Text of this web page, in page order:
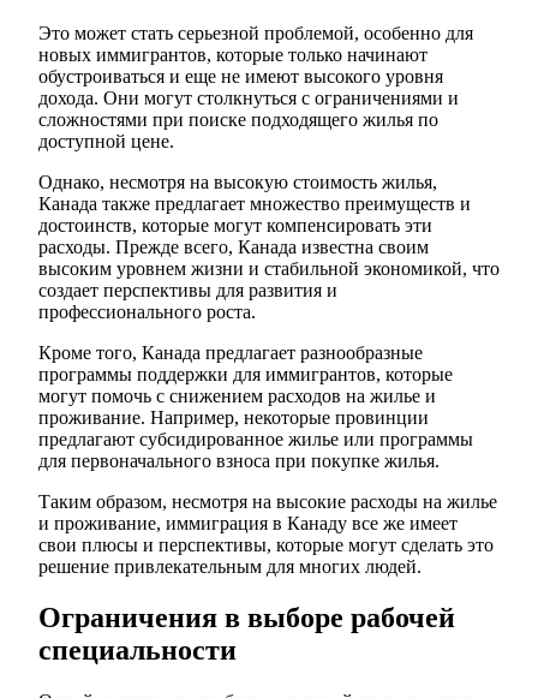
Это может стать серьезной проблемой, особенно для
новых иммигрантов, которые только начинают
обустроиваться и еще не имеют высокого уровня
дохода. Они могут столкнуться с ограничениями и
сложностями при поиске подходящего жилья по
доступной цене.
Однако, несмотря на высокую стоимость жилья,
Канада также предлагает множество преимуществ и
достоинств, которые могут компенсировать эти
расходы. Прежде всего, Канада известна своим
высоким уровнем жизни и стабильной экономикой, что
создает перспективы для развития и
профессионального роста.
Кроме того, Канада предлагает разнообразные
программы поддержки для иммигрантов, которые
могут помочь с снижением расходов на жилье и
проживание. Например, некоторые провинции
предлагают субсидированное жилье или программы
для первоначального взноса при покупке жилья.
Таким образом, несмотря на высокие расходы на жилье
и проживание, иммиграция в Канаду все же имеет
свои плюсы и перспективы, которые могут сделать это
решение привлекательным для многих людей.
Ограничения в выборе рабочей
специальности